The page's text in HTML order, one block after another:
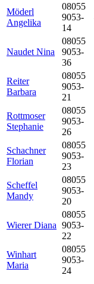
Möderl
Angelika
08055
9053-
14
Naudet Nina
08055
9053-
36
Reiter
Barbara
08055
9053-
21
Rottmoser
Stephanie
08055
9053-
26
Schachner
Florian
08055
9053-
23
Scheffel
Mandy
08055
9053-
20
Wierer Diana
08055
9053-
22
Winhart
Maria
08055
9053-
24